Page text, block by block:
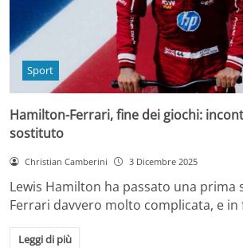
Sport
Hamilton-Ferrari, fine dei giochi:
sostituto
Christian Camberini 3 Dicembre 2025
Lewis Hamilton ha passato una prima
Ferrari davvero molto complicata, e
Leggi di più